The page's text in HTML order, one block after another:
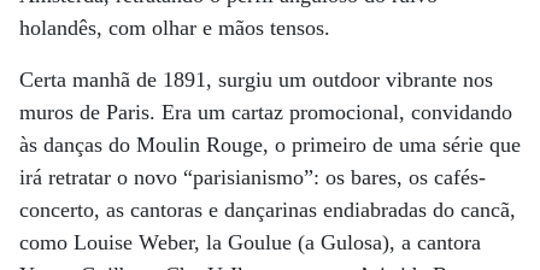
holandês, com olhar e mãos tensos.
Certa manhã de 1891, surgiu um outdoor vibrante nos
muros de Paris. Era um cartaz promocional, convidando
às danças do Moulin Rouge, o primeiro de uma série que
irá retratar o novo “parisianismo”: os bares, os cafés-
concerto, as cantoras e dançarinas endiabradas do cancã,
como Louise Weber, la Goulue (a Gulosa), a cantora